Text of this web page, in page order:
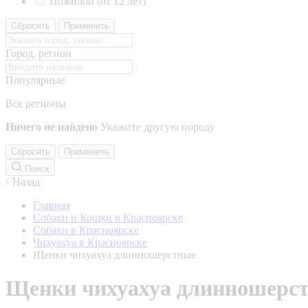
Сбросить Применить
Город, регион
Популярные
Все регионы
Ничего не найдено Укажите другую породу
Сбросить
Применить
Поиск
Назад
Главная
Собаки и Кошки в Красноярске
Собаки в Красноярске
Чихуахуа в Красноярске
Щенки чихуахуа длинношерстные
Щенки чихуахуа